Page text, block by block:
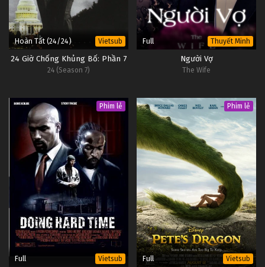
Hoàn Tất (24/24) Vietsub
24 Giờ Chống Khủng Bố: Phần 7
24 (Season 7)
Full Thuyết Minh
Người Vợ
The Wife
Phim lẻ
Full Vietsub
Phim lẻ
Full Vietsub